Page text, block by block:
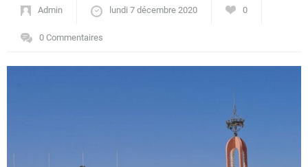
Actualités
Régions
Admin lundi 7 décembre 2020 0
0 Commentaires